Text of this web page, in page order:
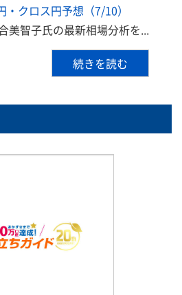
・クロス円予想（7/10）
美智子氏の最新相場分析を...
続きを読む